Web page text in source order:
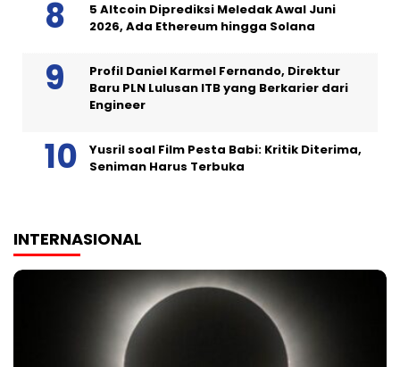
5 Altcoin Diprediksi Meledak Awal Juni
2026, Ada Ethereum hingga Solana
Profil Daniel Karmel Fernando, Direktur
Baru PLN Lulusan ITB yang Berkarier dari
Engineer
Yusril soal Film Pesta Babi: Kritik Diterima,
Seniman Harus Terbuka
INTERNASIONAL